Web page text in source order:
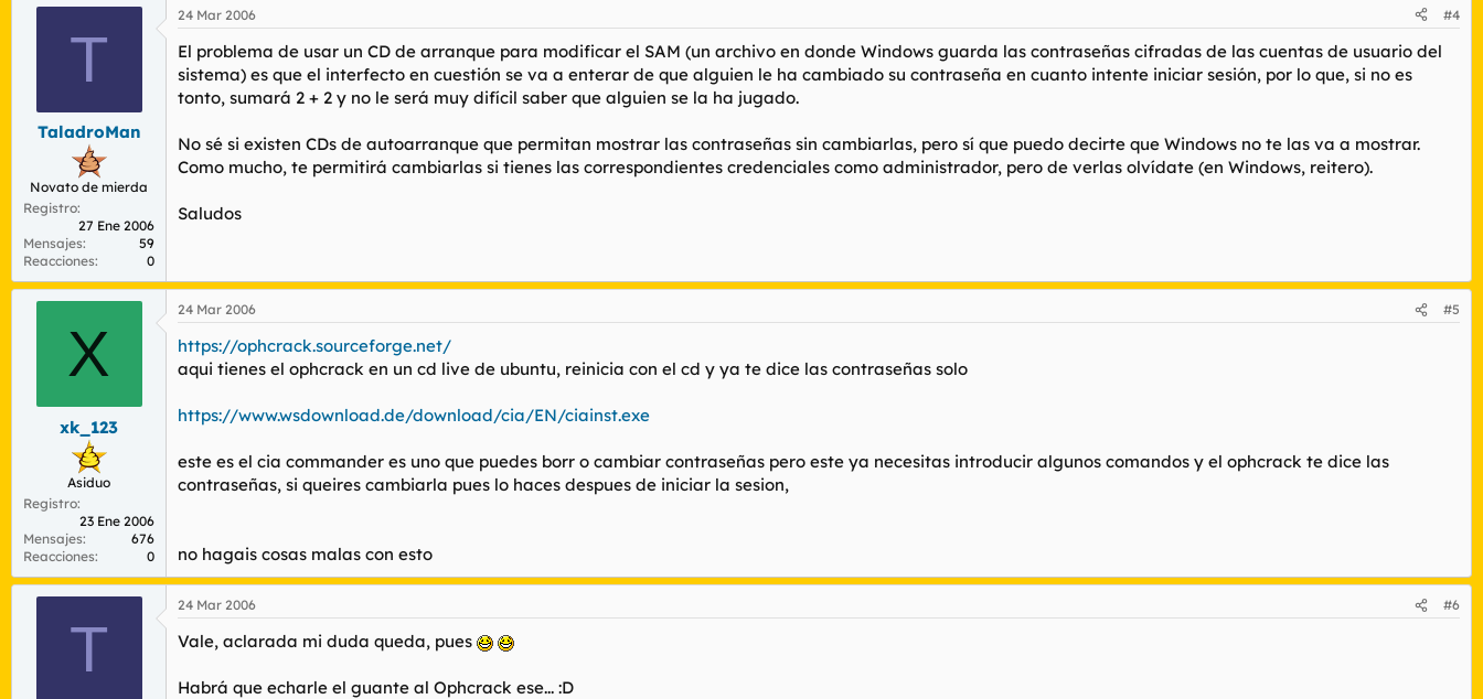
T
TaladroMan
Novato de mierda
Registro
27 Ene 2006
Mensajes
59
Reacciones
0
24 Mar 2006 #4
El problema de usar un CD de arranque para modificar el SAM (un archivo en donde Windows guarda las contraseñas cifradas de las cuentas de usuario del
sistema) es que el interfecto en cuestión se va a enterar de que alguien le ha cambiado su contraseña en cuanto intente iniciar sesión, por lo que, si no es
tonto, sumará 2 + 2 y no le será muy difícil saber que alguien se la ha jugado.
No sé si existen CDs de autoarranque que permitan mostrar las contraseñas sin cambiarlas, pero sí que puedo decirte que Windows no te las va a mostrar.
Como mucho, te permitirá cambiarlas si tienes las correspondientes credenciales como administrador, pero de verlas olvídate (en Windows, reitero).
Saludos
X
xk_123
Asiduo
Registro
23 Ene 2006
Mensajes
676
Reacciones
0
24 Mar 2006 #5
https://ophcrack.sourceforge.net/
aqui tienes el ophcrack en un cd live de ubuntu, reinicia con el cd y ya te dice las contraseñas solo
https://www.wsdownload.de/download/cia/EN/ciainst.exe
este es el cia commander es uno que puedes borr o cambiar contraseñas pero este ya necesitas introducir algunos comandos y el ophcrack te dice las
contraseñas, si queires cambiarla pues lo haces despues de iniciar la sesion,
no hagais cosas malas con esto
T
24 Mar 2006 #6
Vale, aclarada mi duda queda, pues
Habrá que echarle el guante al Ophcrack ese... :D